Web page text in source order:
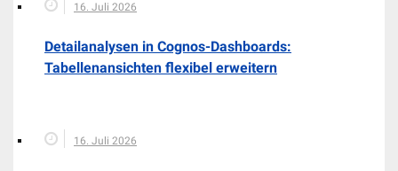
16. Juli 2026
Detailanalysen in Cognos-Dashboards:
Tabellenansichten flexibel erweitern
16. Juli 2026